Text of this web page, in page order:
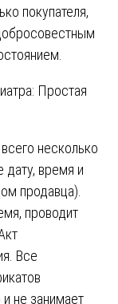
покупателя,
Простая
несколько
дату, время и
продавца).
проводит
Все
не занимает